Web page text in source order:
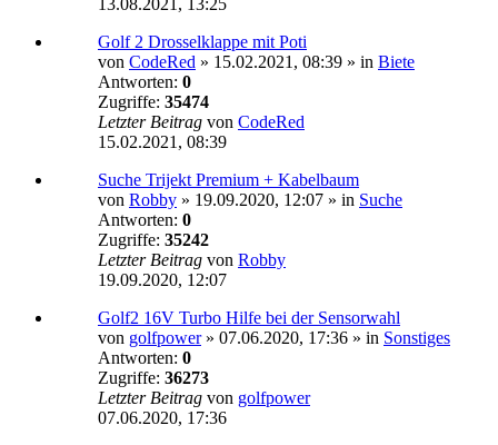
13.08.2021, 13:25
Golf 2 Drosselklappe mit Poti
von CodeRed » 15.02.2021, 08:39 » in Biete
Antworten: 0
Zugriffe: 35474
Letzter Beitrag von CodeRed
15.02.2021, 08:39
Suche Trijekt Premium + Kabelbaum
von Robby » 19.09.2020, 12:07 » in Suche
Antworten: 0
Zugriffe: 35242
Letzter Beitrag von Robby
19.09.2020, 12:07
Golf2 16V Turbo Hilfe bei der Sensorwahl
von golfpower» 07.06.2020, 17:36 » in Sonstiges
Antworten: 0
Zugriffe: 36273
Letzter Beitrag von golfpower
07.06.2020, 17:36